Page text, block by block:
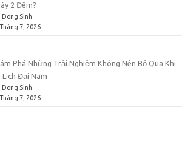
2 Đêm?
Dong Sinh
7, 2026
Phá Những Trải Nghiệm Không Nên Bỏ Qua Khi
Lịch Đại Nam
Dong Sinh
7, 2026